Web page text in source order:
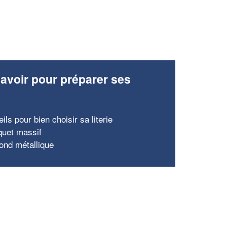
pour préparer ses
pour bien choisir sa literie
massif
métallique